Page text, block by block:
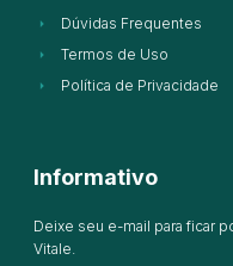
Dúvidas Frequentes
Termos de Uso
Política de Privacidade
Informativo
Deixe seu e-mail para ficar
Vitale.